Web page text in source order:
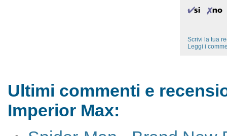
Scrivi la tua
Leggi i
Ultimi commenti e
Imperior Max: